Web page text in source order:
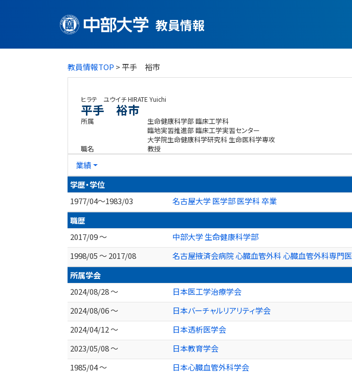
教員情報
教員情報TOP > 平手 裕市
ヒラテ ユウイチHIRATE Yuichi
平手 裕市
所属
生命健康科学部 臨床工学科
臨地実習推進部 臨床工学実習センター
大学院生命健康科学研究科 生命医科学専攻
職名
教授
業績
学歴・学位
1977/04～1983/03
名古屋大学 医学部 医学科 卒業
職歴
2017/09 ～
中部大学 生命健康科学部
1998/05 ～ 2017/08
名古屋掖済会病院 心臓血管外科 心臓血管外科専門医
所属学会
2024/08/28 ～
日本医工学治療学会
2024/08/06 ～
日本バーチャルリアリティ学会
2024/04/12 ～
日本透析医学会
2023/05/08 ～
日本教育学会
1985/04 ～
日本心臓血管外科学会